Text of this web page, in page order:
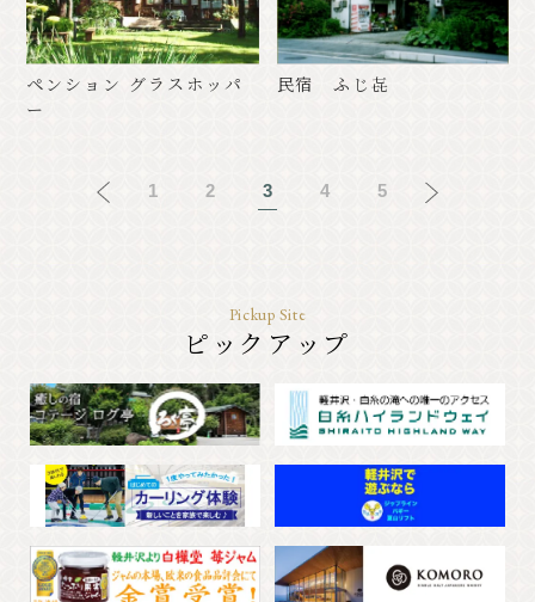
ペンション グラスホッパ
ー
民宿 ふじ㐂
1 2 3 4 5
Pickup Site
ピックアップ